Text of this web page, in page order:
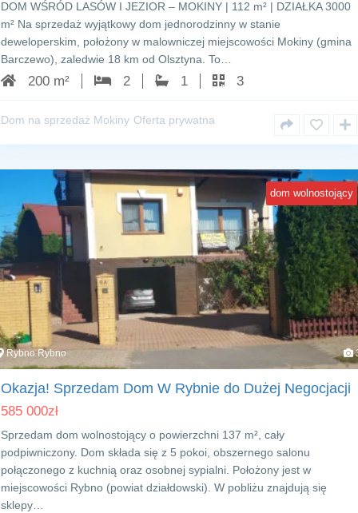
DOM WŚRÓD LASÓW I JEZIOR – MOKINY | 112 m² | DZIAŁKA 3000
m² Na sprzedaż wyjątkowy dom jednorodzinny w stanie
deweloperskim, położony w malowniczej miejscowości Mokiny (gmina
Barczewo), zaledwie 18 km od Olsztyna. To…
200 m² 2 1 3
Dom na sprzedaż Mokiny Oferta prywatna
dom wolnostojący
Rybno Rybno
Okazja! Sprzedam Dom W Rybnie do Dużej Negocjacji
585 000zł
Sprzedam dom wolnostojący o powierzchni 137 m², cały
podpiwniczony. Dom składa się z 5 pokoi, obszernego salonu
połączonego z kuchnią oraz osobnej sypialni. Położony jest w
miejscowości Rybno (powiat działdowski). W pobliżu znajdują się
sklepy…